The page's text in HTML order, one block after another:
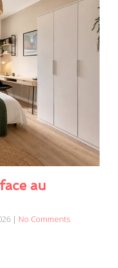
au
| No Comments